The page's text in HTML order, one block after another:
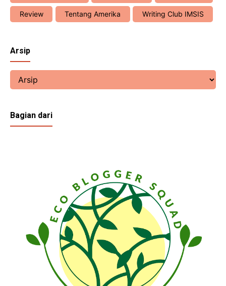
Review Tentang Amerika Writing Club IMSIS
Arsip
Bagian dari